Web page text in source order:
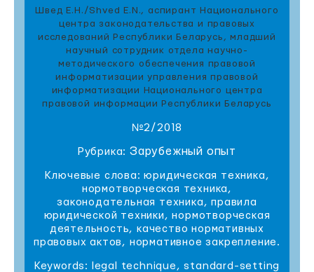
Швед Е.Н./Shved E.N., аспирант Национального
центра законодательства и правовых
исследований Республики Беларусь, младший
научный сотрудник отдела научно-
методического обеспечения правовой
информатизации управления правовой
информатизации Национального центра
правовой информации Республики Беларусь
№2/2018
Рубрика:Зарубежный опыт
Ключевые слова: юридическая техника,
нормотворческая техника,
законодательная техника, правила
юридической техники, нормотворческая
деятельность, качество нормативных
правовых актов, нормативное закрепление.
Keywords: legal technique, standard-setting